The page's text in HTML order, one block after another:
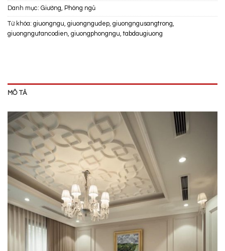
Danh mục: Giường, Phòng ngủ
Từ khóa: giuongngu, giuongngudep, giuongngusangtrong,
giuongngutancodien, giuongphongngu,tabdaugiuong
MÔ TẢ